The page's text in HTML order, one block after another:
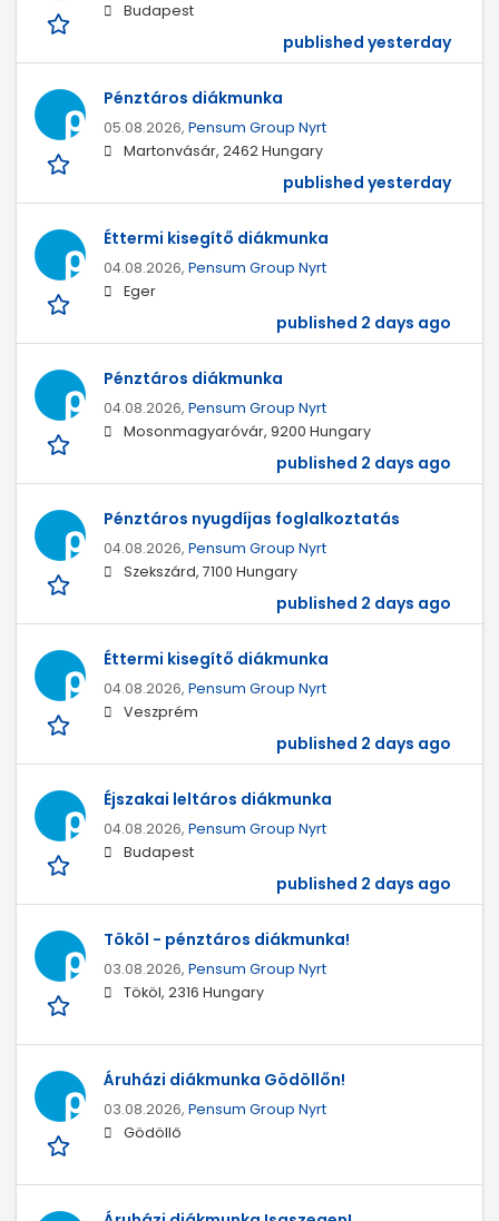
Budapest
published yesterday
Pénztáros diákmunka
05.08.2026, Pensum Group Nyrt
Martonvásár, 2462 Hungary
published yesterday
Éttermi kisegítő diákmunka
04.08.2026, Pensum Group Nyrt
Eger
published 2 days ago
Pénztáros diákmunka
04.08.2026, Pensum Group Nyrt
Mosonmagyaróvár, 9200 Hungary
published 2 days ago
Pénztáros nyugdíjas foglalkoztatás
04.08.2026, Pensum Group Nyrt
Szekszárd, 7100 Hungary
published 2 days ago
Éttermi kisegítő diákmunka
04.08.2026, Pensum Group Nyrt
Veszprém
published 2 days ago
Éjszakai leltáros diákmunka
04.08.2026, Pensum Group Nyrt
Budapest
published 2 days ago
Tököl - pénztáros diákmunka!
03.08.2026, Pensum Group Nyrt
Tököl, 2316 Hungary
Áruházi diákmunka Gödöllőn!
03.08.2026, Pensum Group Nyrt
Gödöllő